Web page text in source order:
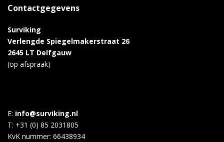
Contactgegevens
Surviking
Verlengde Spiegelmakerstraat 26
2645 LT Delfgauw
(op afspraak)
E: info@surviking.nl
T: +31 (0) 85 2031805
KvK nummer: 66438934